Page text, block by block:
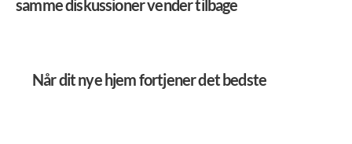
samme diskussioner vender tilbage
Når dit nye hjem fortjener det bedste